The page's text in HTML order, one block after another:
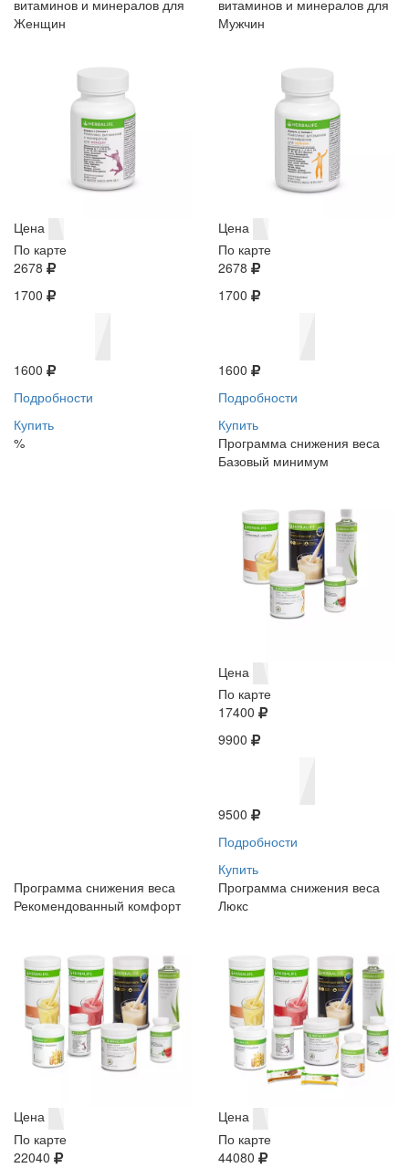
витаминов и минералов для
Женщин
Цена
По карте
2678
1700
1600
Подробности
Купить
%
витаминов и минералов для
Мужчин
Цена
По карте
2678
1700
1600
Подробности
Купить
Программа снижения веса
Базовый минимум
Цена
По карте
17400
9900
9500
Подробности
Купить
Программа снижения веса
Рекомендованный комфорт
Цена
По карте
22040
Программа снижения веса
Люкс
Цена
По карте
44080